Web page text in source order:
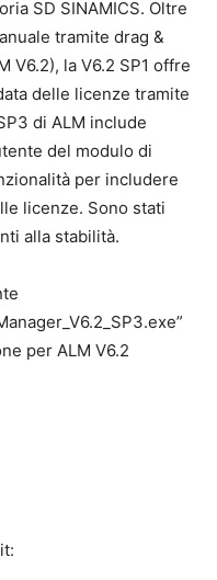
SD SINAMICS. Oltre
tramite drag &
V6.2), la V6.2 SP1 offre
delle licenze tramite
di ALM include
del modulo di
per includere
licenze. Sono stati
alla stabilità.
per ALM V6.2